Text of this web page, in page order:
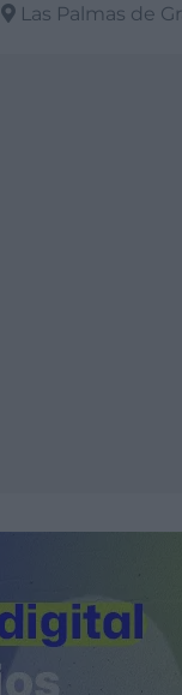
Las Palmas de